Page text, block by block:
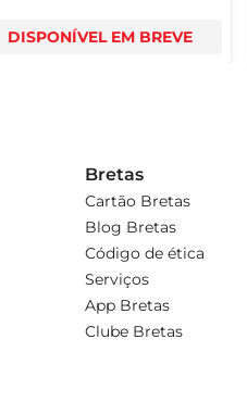
DISPONÍVEL EM BREVE
Bretas
Cartão Bretas
Blog Bretas
Código de ética
Serviços
App Bretas
Clube Bretas